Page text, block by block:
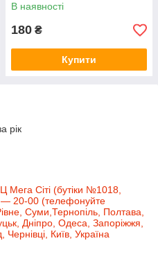
В наявності
180 ₴
Купити
рік
Мега Сіті (бутіки №1018,
20-00 (телефонуйте
Суми,Тернопіль, Полтава,
Дніпро, Одеса, Запоріжжя,
Київ, Україна